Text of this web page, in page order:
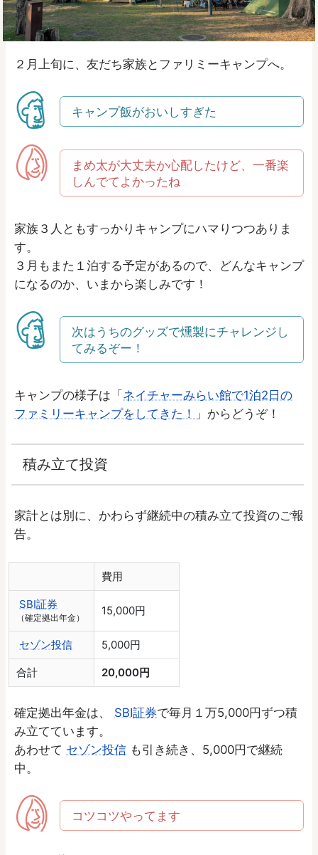
２月上旬に、友だち家族とファリミーキャンプへ。
キャンプ飯がおいしすぎた
まめ太が大丈夫か心配したけど、一番楽
しんでてよかったね
家族３人ともすっかりキャンプにハマりつつありま
す。
３月もまた１泊する予定があるので、どんなキャンプ
になるのか、いまから楽しみです！
次はうちのグッズで燻製にチャレンジし
てみるぞー！
キャンプの様子は「ネイチャーみらい館で1泊2日の
ファミリーキャンプをしてきた！
」からどうぞ！
積み立て投資
家計とは別に、かわらず継続中の積み立て投資のご報
告。
費用
SBI証券
（確定拠出年金）
15,000円
セゾン投信 5,000円
合計 20,000円
確定拠出年金は、 SBI証券で毎月１万5,000円ずつ積
み立てています。
あわせて セゾン投信 も引き続き、5,000円で継続
中。
コツコツやってます